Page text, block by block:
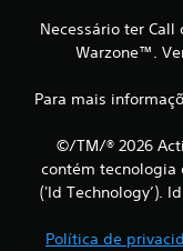
Necessário ter Call
Warzone™.
Para mais
©/TM/® 2026
contém tecnologia
('Id Technology’).
Política de